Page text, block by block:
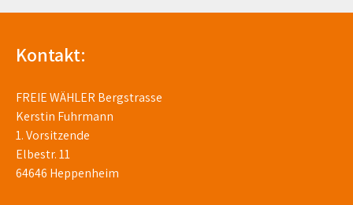
Kontakt:
FREIE WÄHLER Bergstrasse
Kerstin Fuhrmann
1. Vorsitzende
Elbestr. 11
64646 Heppenheim